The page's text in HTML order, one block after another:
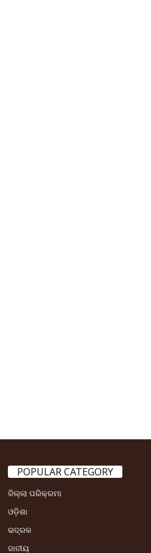
POPULAR CATEGORY
ଜିଲ୍ଲା ପରିକ୍ରମା
ଓଡ଼ିଶା
ଭଦ୍ରକ
ଜାତୀୟ